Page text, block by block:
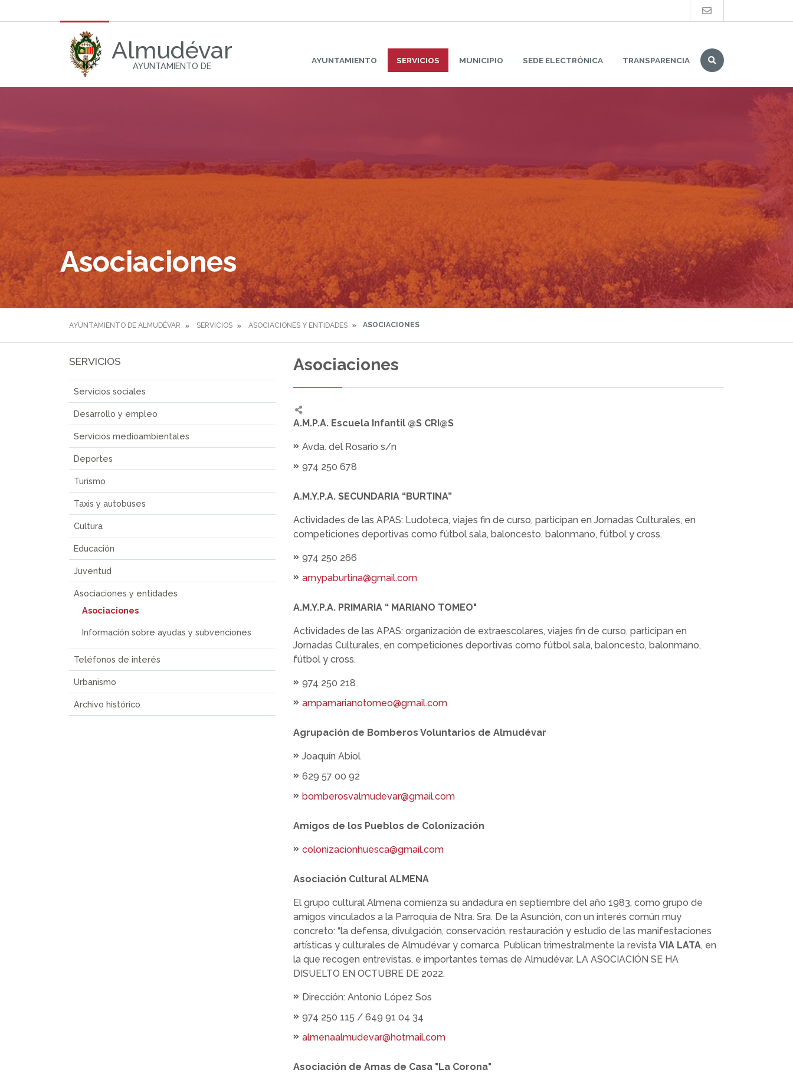
Almudévar
AYUNTAMIENTO DE
AYUNTAMIENTO SERVICIOS MUNICIPIO SEDE ELECTRÓNICA TRANSPARENCIA
Buscar
Asociaciones
AYUNTAMIENTO DE ALMUDÉVAR SERVICIOS ASOCIACIONES Y ENTIDADES ASOCIACIONES
SERVICIOS
Servicios sociales
Desarrollo y empleo
Servicios medioambientales
Deportes
Turismo
Taxis y autobuses
Cultura
Educación
Juventud
Asociaciones y entidades
Asociaciones
Información sobre ayudas y subvenciones
Teléfonos de interés
Urbanismo
Archivo histórico
Asociaciones
A.M.P.A. Escuela Infantil @S CRI@S
Avda. del Rosario s/n
974 250 678
A.M.Y.P.A. SECUNDARIA “BURTINA”
Actividades de las APAS: Ludoteca, viajes fin de curso, participan en Jornadas Culturales, en
competiciones deportivas como fútbol sala, baloncesto, balonmano, fútbol y cross.
974 250 266
amypaburtina@gmail.com
A.M.Y.P.A. PRIMARIA “ MARIANO TOMEO"
Actividades de las APAS: organización de extraescolares, viajes fin de curso, participan en
Jornadas Culturales, en competiciones deportivas como fútbol sala, baloncesto, balonmano,
fútbol y cross.
974 250 218
ampamarianotomeo@gmail.com
Agrupación de Bomberos Voluntarios de Almudévar
Joaquín Abiol
629 57 00 92
bomberosvalmudevar@gmail.com
Amigos de los Pueblos de Colonización
colonizacionhuesca@gmail.com
Asociación Cultural ALMENA
El grupo cultural Almena comienza su andadura en septiembre del año 1983, como grupo de
amigos vinculados a la Parroquia de Ntra. Sra. De la Asunción, con un interés común muy
concreto: “la defensa, divulgación, conservación, restauración y estudio de las manifestaciones
artísticas y culturales de Almudévar y comarca. Publican trimestralmente la revista VIA LATA, en
la que recogen entrevistas, e importantes temas de Almudévar. LA ASOCIACIÓN SE HA
DISUELTO EN OCTUBRE DE 2022.
Dirección: Antonio López Sos
974 250 115 / 649 91 04 34
almenaalmudevar@hotmail.com
Asociación de Amas de Casa "La Corona"